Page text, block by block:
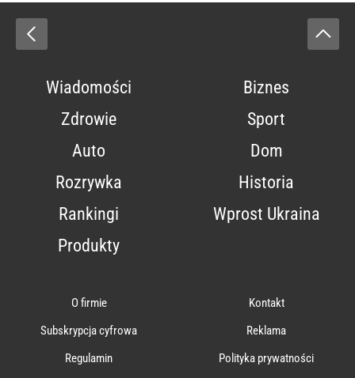
Wiadomości
Biznes
Zdrowie
Sport
Auto
Dom
Rozrywka
Historia
Rankingi
Wprost Ukraina
Produkty
O firmie
Kontakt
Subskrypcja cyfrowa
Reklama
Regulamin
Polityka prywatności